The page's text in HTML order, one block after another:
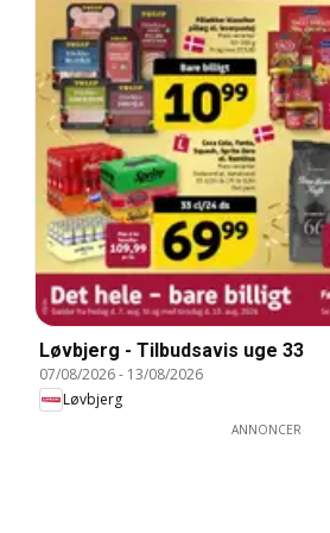
Løvbjerg - Tilbudsavis uge 33
07/08/2026- 13/08/2026
Løvbjerg
ANNONCER